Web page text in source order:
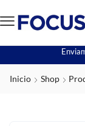
Inicio Shop